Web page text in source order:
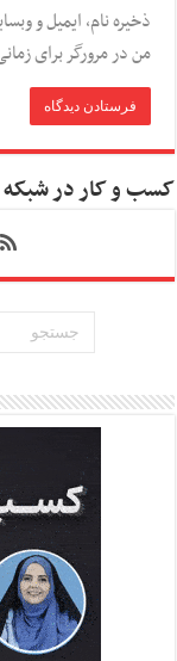
ذخیره نام، ایمیل و
من در مرورگر برای
کسب و کار در